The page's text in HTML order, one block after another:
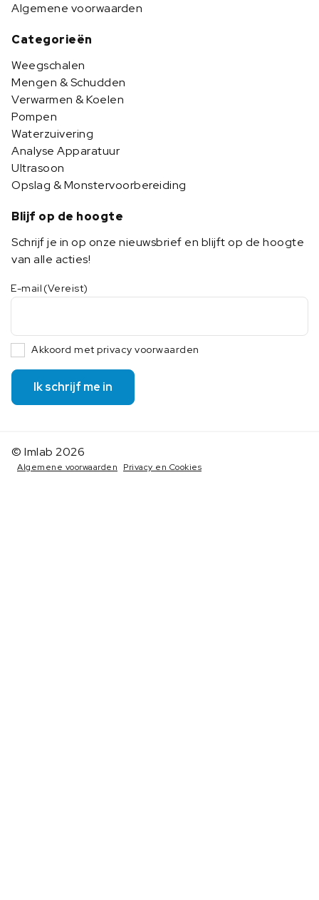
Algemene voorwaarden
Categorieën
Weegschalen
Mengen & Schudden
Verwarmen & Koelen
Pompen
Waterzuivering
Analyse Apparatuur
Ultrasoon
Opslag & Monstervoorbereiding
Blijf op de hoogte
Schrijf je in op onze nieuwsbrief en blijft op de hoogte
van alle acties!
E-mail (Vereist)
Akkoord met privacy voorwaarden
Ik schrijf me in
© Imlab 2026
Algemene voorwaarden Privacy en Cookies